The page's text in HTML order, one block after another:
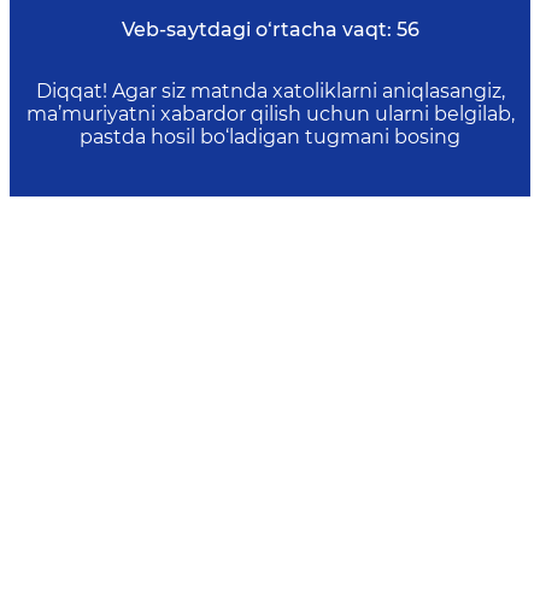
Veb-saytdagi o‘rtacha vaqt: 56
Diqqat! Agar siz matnda xatoliklarni aniqlasangiz,
ma’muriyatni xabardor qilish uchun ularni belgilab,
pastda hosil bo‘ladigan tugmani bosing